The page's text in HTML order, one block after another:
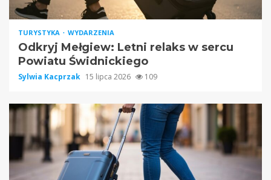
TURYSTYKA WYDARZENIA
Odkryj Mełgiew: Letni relaks w sercu
Powiatu Świdnickiego
Sylwia Kacprzak 15 lipca 2026 109